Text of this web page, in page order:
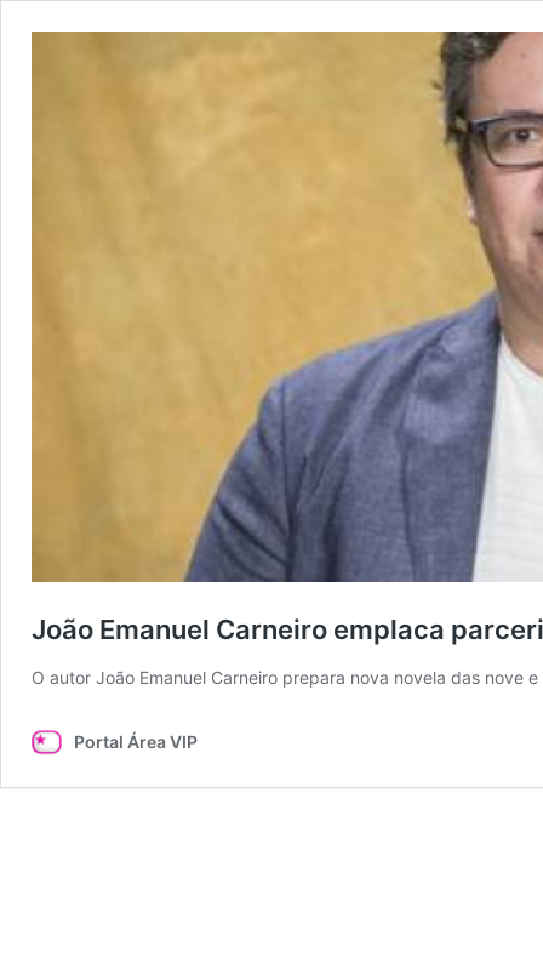
João Emanuel Carneiro emplaca
O autor João Emanuel Carneiro prepara nova novela das nove
Portal Área VIP